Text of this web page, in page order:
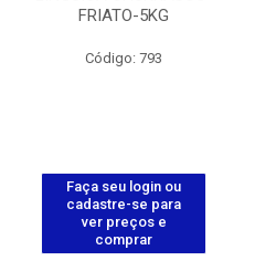
FRIATO-5KG
Código: 793
Faça seu login ou
cadastre-se para
ver preços e
comprar